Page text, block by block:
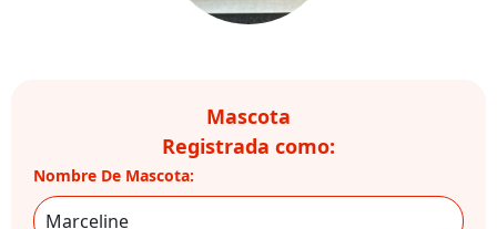
Mascota
Registrada como:
Nombre De Mascota: